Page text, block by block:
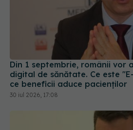
Din 1 septembrie, românii vor
digital de sănătate. Ce este
ce beneficii aduce pacienților
30 iul 2026, 17:08